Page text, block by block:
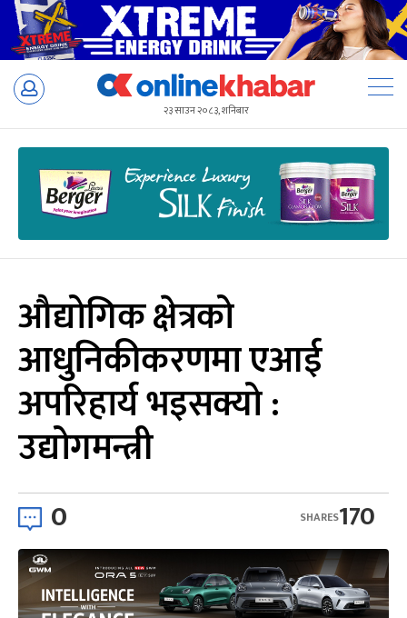
Skip
२३ साउन २०८३, शनिबार
औद्योगिक क्षेत्रको
आधुनिकीकरणमा एआई
अपरिहार्य भइसक्यो :
उद्योगमन्त्री
0 170
SHARES